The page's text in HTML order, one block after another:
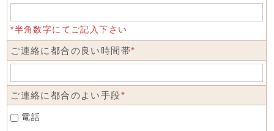
*半角数字にてご記入下さい
ご連絡に都合の良い時間帯*
ご連絡に都合のよい手段*
電話